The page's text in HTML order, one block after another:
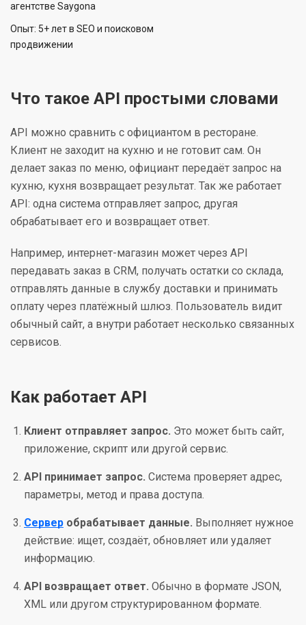
агентстве Saygona
Опыт: 5+ лет в SEO и поисковом
продвижении
Что такое API простыми словами
API можно сравнить с официантом в ресторане.
Клиент не заходит на кухню и не готовит сам. Он
делает заказ по меню, официант передаёт запрос на
кухню, кухня возвращает результат. Так же работает
API: одна система отправляет запрос, другая
обрабатывает его и возвращает ответ.
Например, интернет-магазин может через API
передавать заказ в CRM, получать остатки со склада,
отправлять данные в службу доставки и принимать
оплату через платёжный шлюз. Пользователь видит
обычный сайт, а внутри работает несколько связанных
сервисов.
Как работает API
Клиент отправляет запрос. Это может быть сайт,
приложение, скрипт или другой сервис.
API принимает запрос. Система проверяет адрес,
параметры, метод и права доступа.
Сервер обрабатывает данные. Выполняет нужное
действие: ищет, создаёт, обновляет или удаляет
информацию.
API возвращает ответ. Обычно в формате JSON,
XML или другом структурированном формате.